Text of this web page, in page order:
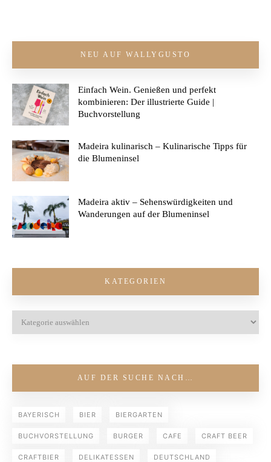
NEU AUF WALLYGUSTO
Einfach Wein. Genießen und perfekt
kombinieren: Der illustrierte Guide |
Buchvorstellung
Madeira kulinarisch – Kulinarische Tipps für
die Blumeninsel
Madeira aktiv – Sehenswürdigkeiten und
Wanderungen auf der Blumeninsel
KATEGORIEN
AUF DER SUCHE NACH…
BAYERISCH BIER BIERGARTEN
BUCHVORSTELLUNG BURGER CAFE CRAFT BEER
CRAFTBIER DELIKATESSEN DEUTSCHLAND